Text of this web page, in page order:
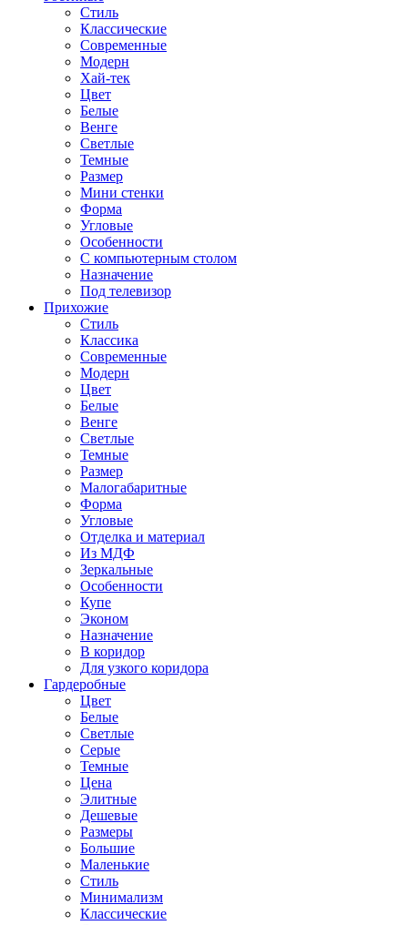
Стиль
Классические
Современные
Модерн
Хай-тек
Цвет
Белые
Венге
Светлые
Темные
Размер
Мини стенки
Форма
Угловые
Особенности
С компьютерным столом
Назначение
Под телевизор
Прихожие
Стиль
Классика
Современные
Модерн
Цвет
Белые
Венге
Светлые
Темные
Размер
Малогабаритные
Форма
Угловые
Отделка и материал
Из МДФ
Зеркальные
Особенности
Купе
Эконом
Назначение
В коридор
Для узкого коридора
Гардеробные
Цвет
Белые
Светлые
Серые
Темные
Цена
Элитные
Дешевые
Размеры
Большие
Маленькие
Стиль
Минимализм
Классические